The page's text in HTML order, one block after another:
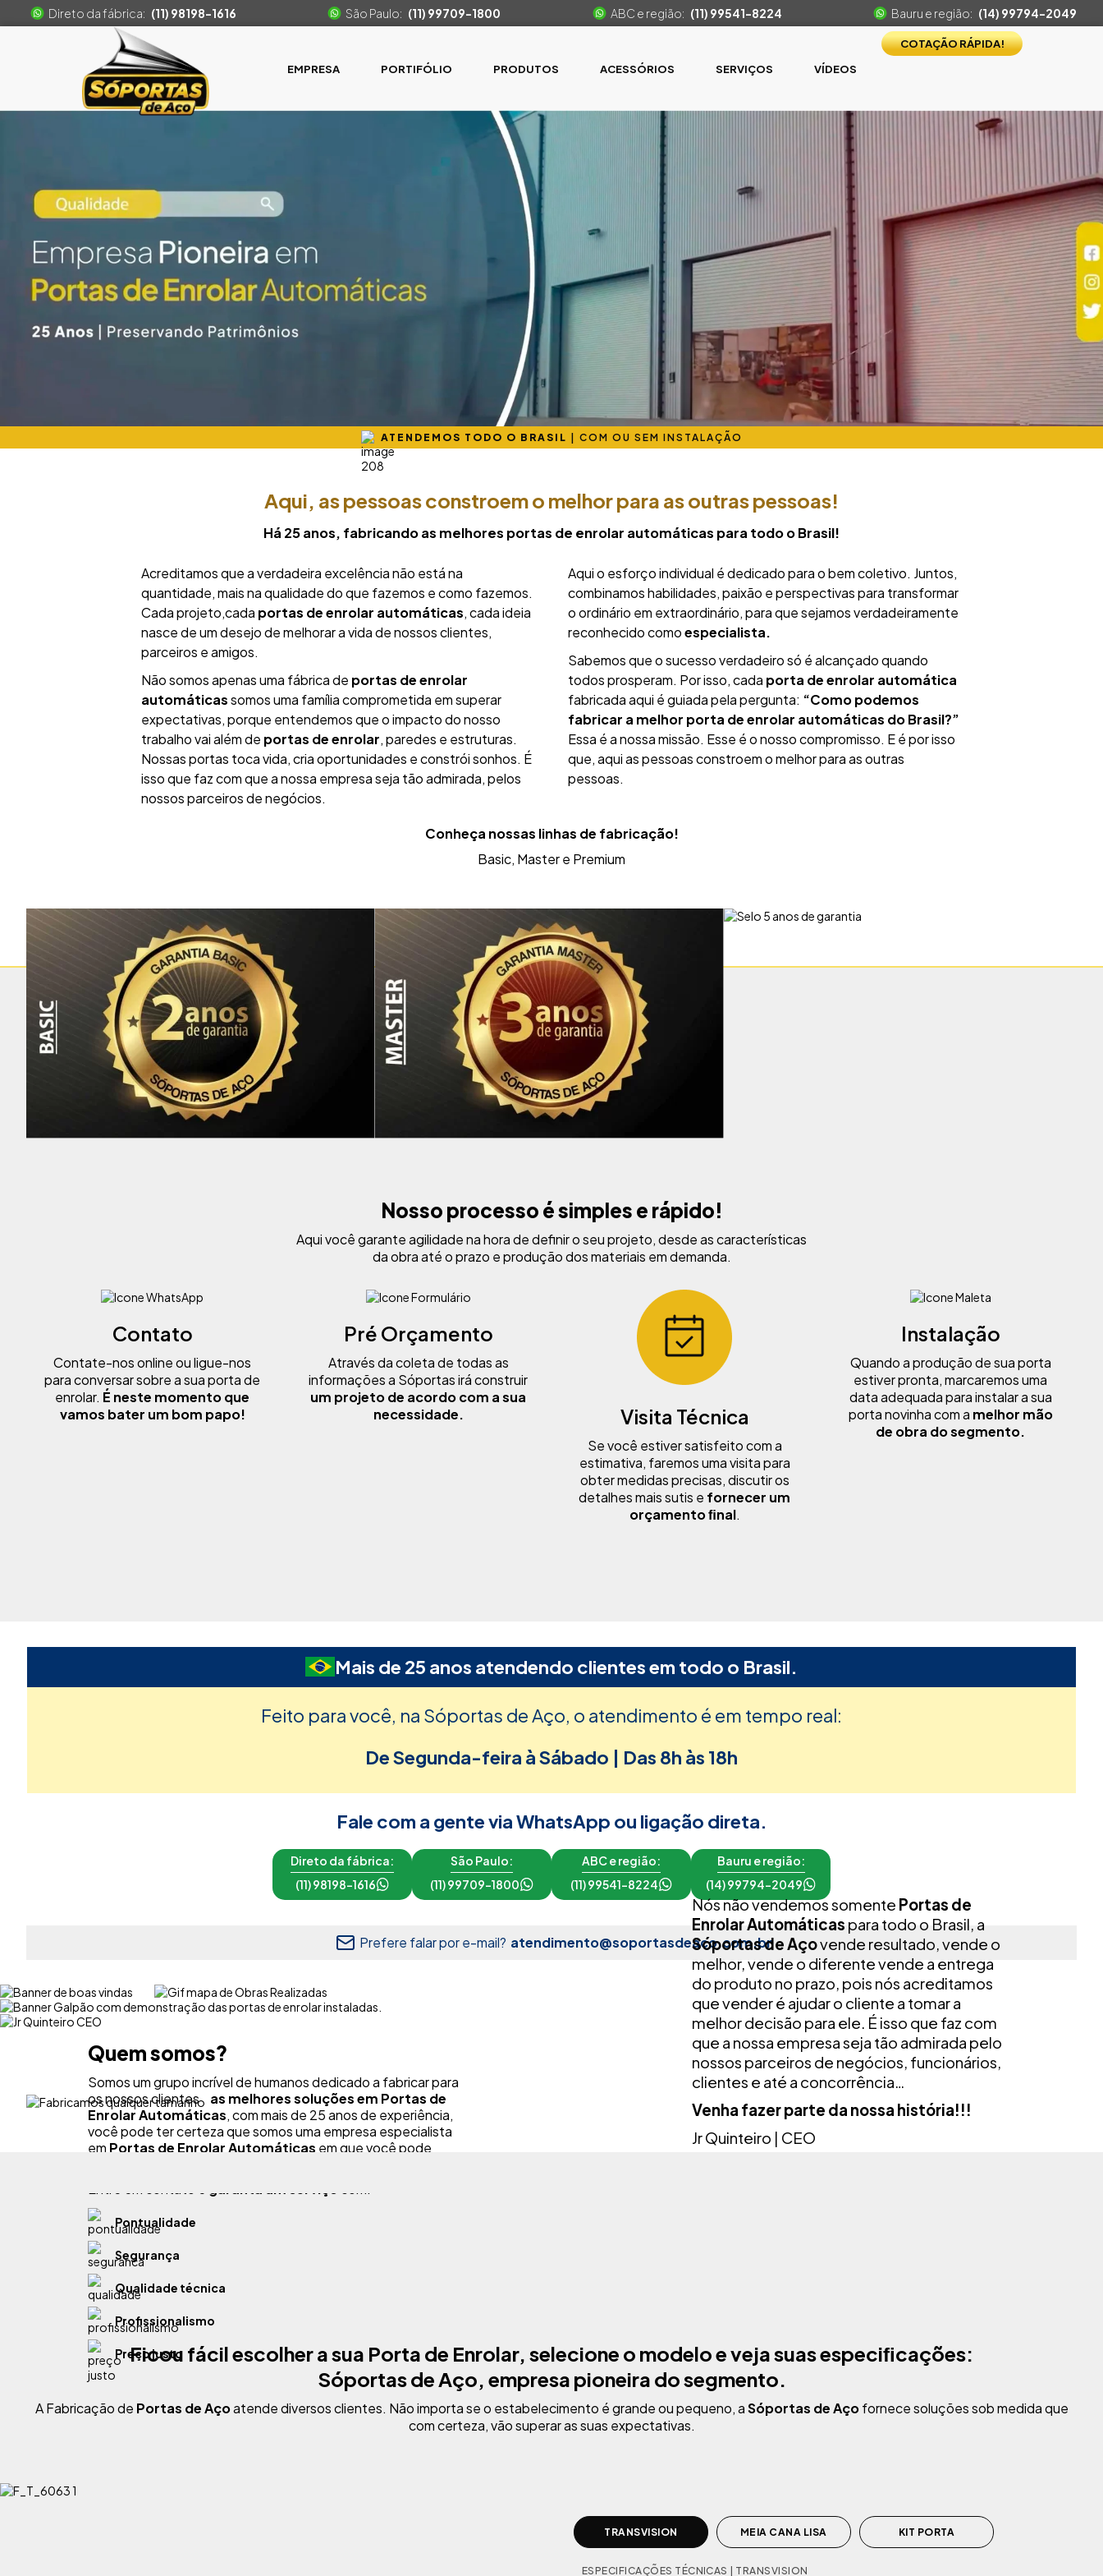
Direto da fábrica: (11) 98198-1616 São Paulo: (11) 99709-1800 ABC e região: (11) 99541-8224 Bauru e região: (14) 99794-2049
EMPRESA PORTIFÓLIO PRODUTOS ACESSÓRIOS SERVIÇOS VÍDEOS
COTAÇÃO RÁPIDA!
ATENDEMOS TODO O BRASIL COM OU SEM INSTALAÇÃO
Aqui, as pessoas constroem o melhor para as outras pessoas!
Há 25 anos, fabricando as melhores portas de enrolar automáticas para todo o Brasil!
Acreditamos que a verdadeira excelência não está na
quantidade, mais na qualidade do que fazemos e como fazemos.
Cada projeto,cada portas de enrolar automáticas, cada ideia
nasce de um desejo de melhorar a vida de nossos clientes,
parceiros e amigos.
Não somos apenas uma fábrica de portas de enrolar
automáticassomos uma família comprometida em superar
expectativas, porque entendemos que o impacto do nosso
trabalho vai além de portas de enrolar, paredes e estruturas.
Nossas portas toca vida, cria oportunidades e constrói sonhos. É
isso que faz com que a nossa empresa seja tão admirada, pelos
nossos parceiros de negócios.
Aqui o esforço individual é dedicado para o bem coletivo. Juntos,
combinamos habilidades, paixão e perspectivas para transformar
o ordinário em extraordinário, para que sejamos verdadeiramente
reconhecido comoespecialista.
Sabemos que o sucesso verdadeiro só é alcançado quando
todos prosperam. Por isso, cada porta de enrolar automática
fabricada aqui é guiada pela pergunta: “Como podemos
fabricar a melhor porta de enrolar automáticas do Brasil?”
Essa é a nossa missão. Esse é o nosso compromisso. E é por isso
que, aqui as pessoas constroem o melhor para as outras
pessoas.
Conheça nossas linhas de fabricação!
Basic, Master e Premium
Nosso processo é simples e rápido!
Aqui você garante agilidade na hora de definir o seu projeto, desde as características
da obra até o prazo e produção dos materiais em demanda.
Contato
Contate-nos online ou ligue-nos
para conversar sobre a sua porta de
enrolar. É neste momento que
vamos bater um bom papo!
Pré Orçamento
Através da coleta de todas as
informações a Sóportas irá construir
um projeto de acordo com a sua
necessidade.
Visita Técnica
Se você estiver satisfeito com a
estimativa, faremos uma visita para
obter medidas precisas, discutir os
detalhes mais sutis e fornecer um
orçamento ﬁnal.
Instalação
Quando a produção de sua porta
estiver pronta, marcaremos uma
data adequada para instalar a sua
porta novinhacom a melhor mão
de obra do segmento.
Mais de 25 anos atendendo clientes em todo o Brasil.
Feito para você, na Sóportas de Aço, o atendimento é em tempo real:
De Segunda-feira à Sábado | Das 8h às 18h
Fale com a gente via WhatsApp ou ligação direta.
Direto da fábrica:
(11) 98198-1616
São Paulo:
(11) 99709-1800
ABC e região:
(11) 99541-8224
Bauru e região:
(14) 99794-2049
Prefere falar por e-mail? atendimento@soportasdeaco.com.br
Quem somos?
Somos um grupo incrível de humanos dedicado a fabricar para
os nossos clientes as melhores soluções em Portas de
Enrolar Automáticas, com mais de 25 anos de experiência,
você pode ter certeza que somos uma empresa especialista
em Portas de Enrolar Automáticas em que você pode
Pontualidade
Segurança
Qualidade técnica
Profissionalismo
Preço justo
Nós não vendemos somente Portas de
Enrolar Automáticas para todo o Brasil, a
Sóportas de Açovende resultado, vende o
melhor, vende o diferente vende a entrega
do produto no prazo, pois nós acreditamos
que vender é ajudar o cliente a tomar a
melhor decisão para ele. É isso que faz com
que a nossa empresa seja tão admirada pelo
nossos parceiros de negócios, funcionários,
clientes e até a concorrência…
Venha fazer parte da nossa história!!!
Jr Quinteiro | CEO
Ficou fácil escolher a sua Porta de Enrolar, selecione o modelo evejasuas especiﬁcações:
Sóportas de Aço, empresa pioneira do segmento.
A Fabricação de Portas de Açoatende diversos clientes. Não importa se o estabelecimento é grande ou pequeno, aSóportas de Açofornece soluções sob medida que
com certeza, vão superar as suas expectativas.
TRANSVISION MEIA CANA LISA KIT PORTA
ESPECIFICAÇÕES TÉCNICAS | TRANSVISION